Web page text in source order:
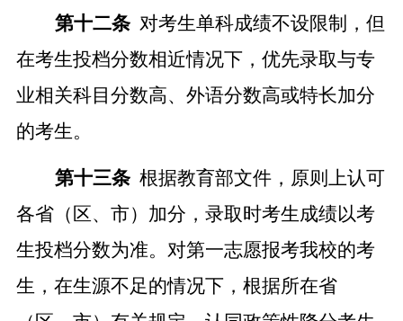
第十二条 对考生单科成绩不设限制，但
在考生投档分数相近情况下，优先录取与专
业相关科目分数高、外语分数高或特长加分
的考生。
第十三条 根据教育部文件，原则上认可
各省（区、市）加分，录取时考生成绩以考
生投档分数为准。对第一志愿报考我校的考
生，在生源不足的情况下，根据所在省